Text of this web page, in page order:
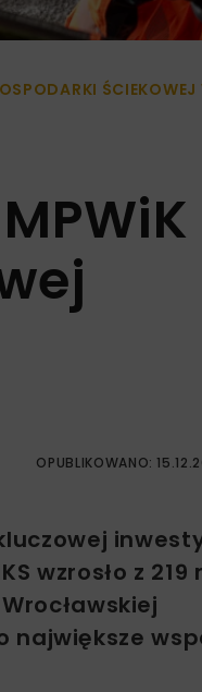
ŚCIEKOWEJ
OPUBLIKOWANO:
wzrosło z 219
największe